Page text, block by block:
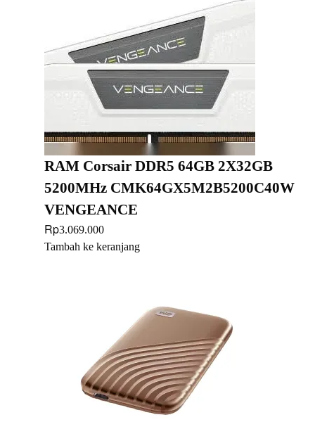
RAM Corsair DDR5 64GB 2X32GB
5200MHz CMK64GX5M2B5200C40W
VENGEANCE
Rp3.069.000
Tambah ke keranjang